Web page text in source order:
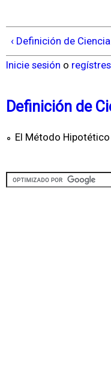
‹ Definición de Ciencia
Inicie sesión o
Definición de
El Método